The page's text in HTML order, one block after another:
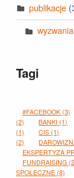
publikacje
Tagi
#FACEBOOK(3)
(2)
BANKI (1)
(1)
CIS (1)
(2)
EKSPERTYZA
FUNDRAISING
SPOŁECZNE(8)